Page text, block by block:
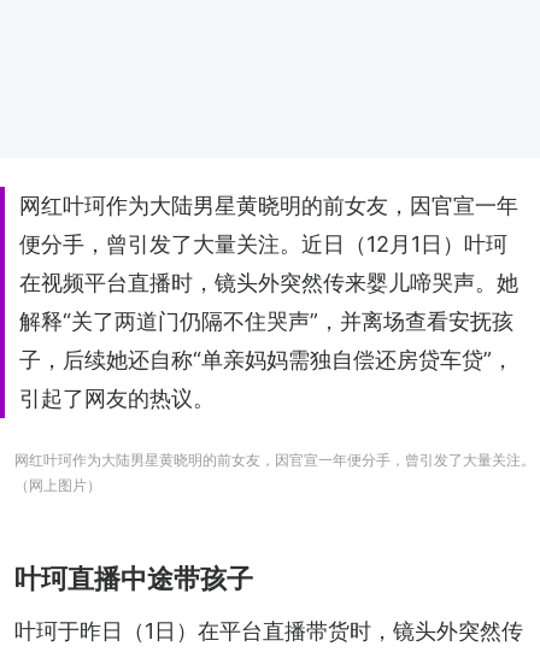
网红叶珂作为大陆男星黄晓明的前女友，因官宣一年
便分手，曾引发了大量关注。近日（12月1日）叶珂
在视频平台直播时，镜头外突然传来婴儿啼哭声。她
解释“关了两道门仍隔不住哭声”，并离场查看安抚孩
子，后续她还自称“单亲妈妈需独自偿还房贷车贷”，
引起了网友的热议。
网红叶珂作为大陆男星黄晓明的前女友，因官宣一年便分手，曾引发了大量关注。
（网上图片）
叶珂直播中途带孩子
叶珂于昨日（1日）在平台直播带货时，镜头外突然传